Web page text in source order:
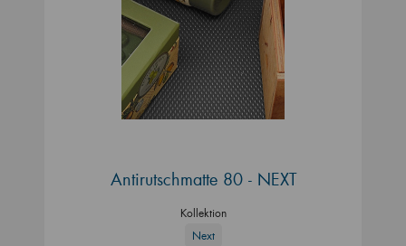
Antirutschmatte 80 - NEXT
Kollektion
Next